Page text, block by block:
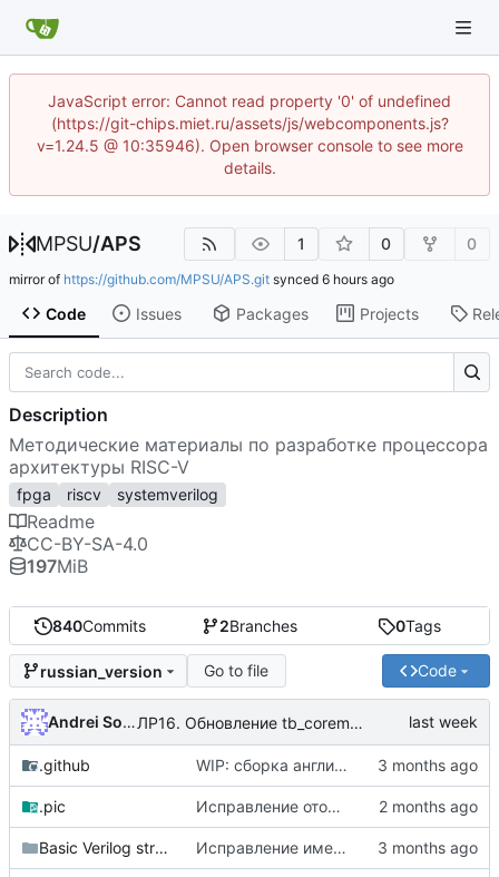
JavaScript error: Cannot read property '0' of undefined
(https://git-chips.miet.ru/assets/js/webcomponents.js?
v=1.24.5 @ 10:35946). Open browser console to see more
details.
MPSU/APS 1 0 0
mirror of https://github.com/MPSU/APS.git synced
Code Issues Packages Projects
840Commits 2Branches 0Tags
russian_version Go to file Code
Andrei Solodovnikov ЛР16. Обновление tb_coremark
.github WIP: сборка английской версии mdbook
.pic Исправление отображения svg ( #164
Basic Verilog structures Исправление имени модуля в примере common mistakes
Description
Методические материалы по разработке процессора
архитектуры RISC-V
fpga riscv systemverilog
Readme
CC-BY-SA-4.0
197MiB